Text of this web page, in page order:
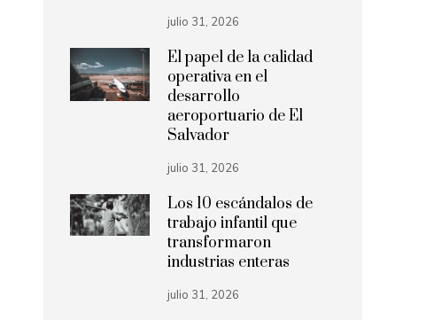
julio 31, 2026
El papel de la calidad
operativa en el
desarrollo
aeroportuario de El
Salvador
julio 31, 2026
Los 10 escándalos de
trabajo infantil que
transformaron
industrias enteras
julio 31, 2026